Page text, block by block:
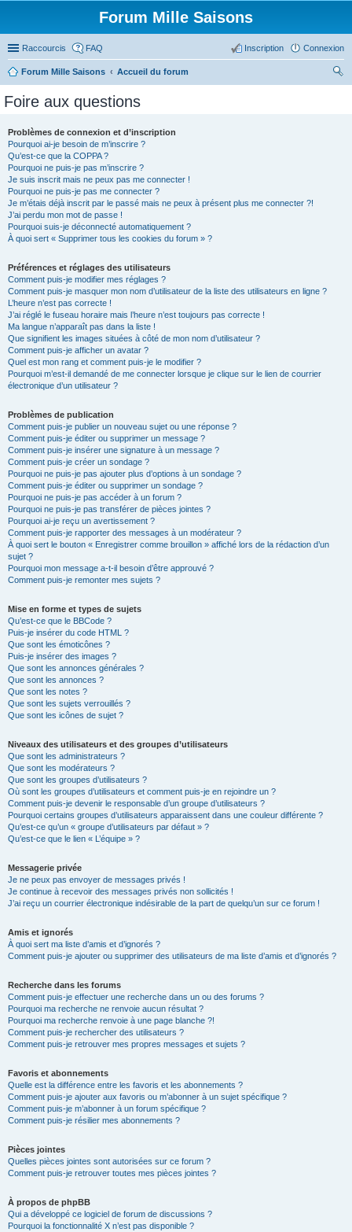
Forum Mille Saisons
Raccourcis FAQ Connexion
Inscription
Forum Mille Saisons
Accueil du forum
Foire aux questions
Problèmes de connexion et d’inscription
Pourquoi ai-je besoin de m’inscrire ?
Qu’est-ce que la COPPA ?
Pourquoi ne puis-je pas m’inscrire ?
Je suis inscrit mais ne peux pas me connecter !
Pourquoi ne puis-je pas me connecter ?
Je m’étais déjà inscrit par le passé mais ne peux à présent plus me connecter ?!
J’ai perdu mon mot de passe !
Pourquoi suis-je déconnecté automatiquement ?
À quoi sert « Supprimer tous les cookies du forum » ?
Préférences et réglages des utilisateurs
Comment puis-je modifier mes réglages ?
Comment puis-je masquer mon nom d’utilisateur de la liste des utilisateurs en ligne ?
L’heure n’est pas correcte !
J’ai réglé le fuseau horaire mais l’heure n’est toujours pas correcte !
Ma langue n’apparaît pas dans la liste !
Que signifient les images situées à côté de mon nom d’utilisateur ?
Comment puis-je afficher un avatar ?
Quel est mon rang et comment puis-je le modifier ?
Pourquoi m’est-il demandé de me connecter lorsque je clique sur le lien de courrier
électronique d’un utilisateur ?
Problèmes de publication
Comment puis-je publier un nouveau sujet ou une réponse ?
Comment puis-je éditer ou supprimer un message ?
Comment puis-je insérer une signature à un message ?
Comment puis-je créer un sondage ?
Pourquoi ne puis-je pas ajouter plus d’options à un sondage ?
Comment puis-je éditer ou supprimer un sondage ?
Pourquoi ne puis-je pas accéder à un forum ?
Pourquoi ne puis-je pas transférer de pièces jointes ?
Pourquoi ai-je reçu un avertissement ?
Comment puis-je rapporter des messages à un modérateur ?
À quoi sert le bouton « Enregistrer comme brouillon » affiché lors de la rédaction d’un
sujet ?
Pourquoi mon message a-t-il besoin d’être approuvé ?
Comment puis-je remonter mes sujets ?
Mise en forme et types de sujets
Qu’est-ce que le BBCode ?
Puis-je insérer du code HTML ?
Que sont les émoticônes ?
Puis-je insérer des images ?
Que sont les annonces générales ?
Que sont les annonces ?
Que sont les notes ?
Que sont les sujets verrouillés ?
Que sont les icônes de sujet ?
Niveaux des utilisateurs et des groupes d’utilisateurs
Que sont les administrateurs ?
Que sont les modérateurs ?
Que sont les groupes d’utilisateurs ?
Où sont les groupes d’utilisateurs et comment puis-je en rejoindre un ?
Comment puis-je devenir le responsable d’un groupe d’utilisateurs ?
Pourquoi certains groupes d’utilisateurs apparaissent dans une couleur différente ?
Qu’est-ce qu’un « groupe d’utilisateurs par défaut » ?
Qu’est-ce que le lien « L’équipe » ?
Messagerie privée
Je ne peux pas envoyer de messages privés !
Je continue à recevoir des messages privés non sollicités !
J’ai reçu un courrier électronique indésirable de la part de quelqu’un sur ce forum !
Amis et ignorés
À quoi sert ma liste d’amis et d’ignorés ?
Comment puis-je ajouter ou supprimer des utilisateurs de ma liste d’amis et d’ignorés ?
Recherche dans les forums
Comment puis-je effectuer une recherche dans un ou des forums ?
Pourquoi ma recherche ne renvoie aucun résultat ?
Pourquoi ma recherche renvoie à une page blanche ?!
Comment puis-je rechercher des utilisateurs ?
Comment puis-je retrouver mes propres messages et sujets ?
Favoris et abonnements
Quelle est la différence entre les favoris et les abonnements ?
Comment puis-je ajouter aux favoris ou m’abonner à un sujet spécifique ?
Comment puis-je m’abonner à un forum spécifique ?
Comment puis-je résilier mes abonnements ?
Pièces jointes
Quelles pièces jointes sont autorisées sur ce forum ?
Comment puis-je retrouver toutes mes pièces jointes ?
À propos de phpBB
Qui a développé ce logiciel de forum de discussions ?
Pourquoi la fonctionnalité X n’est pas disponible ?